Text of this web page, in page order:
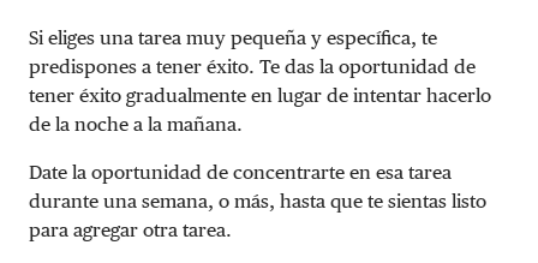
Si eliges una tarea muy pequeña y específica, te
predispones a tener éxito. Te das la oportunidad de
tener éxito gradualmente en lugar de intentar hacerlo
de la noche a la mañana.
Date la oportunidad de concentrarte en esa tarea
durante una semana, o más, hasta que te sientas listo
para agregar otra tarea.